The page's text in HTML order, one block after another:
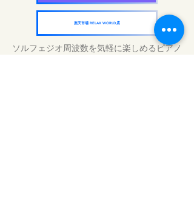
楽天市場 RELAX WORLD店
ソルフェジオ周波数を気軽に楽しめるピアノ